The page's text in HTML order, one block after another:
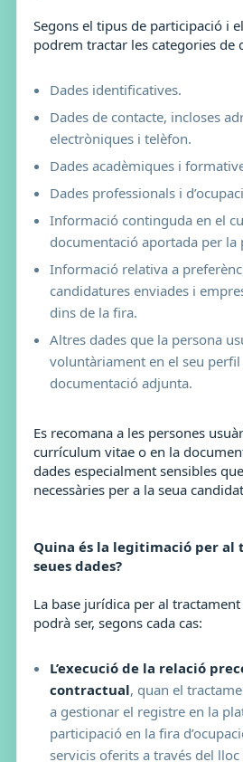
Segons el tipus de participació i
podrem tractar les categories de
Dades identificatives.
Dades de contacte, incloses
electròniques i telèfon.
Dades acadèmiques i
Dades professionals i
Informació continguda en el
documentació aportada per la
Informació relativa a
candidatures enviades i
dins de la fira.
Altres dades que la persona
voluntàriament en el seu perfil
documentació adjunta.
Es recomana a les persones
currículum vitae o en la
dades especialment sensibles
necessàries per a la seua
Quina és la legitimació per al
seues dades?
La base jurídica per al
podrà ser, segons cada cas:
L’execució de la relació
contractual, quan el
a gestionar el registre en la
participació en la fira
servicis oferits a través del lloc